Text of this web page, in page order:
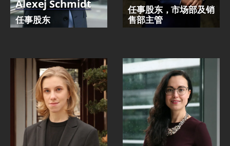
Alexej Schmidt
任事股东
任事股东，市场部及销
售部主管